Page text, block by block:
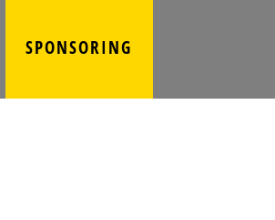
SPONSORING